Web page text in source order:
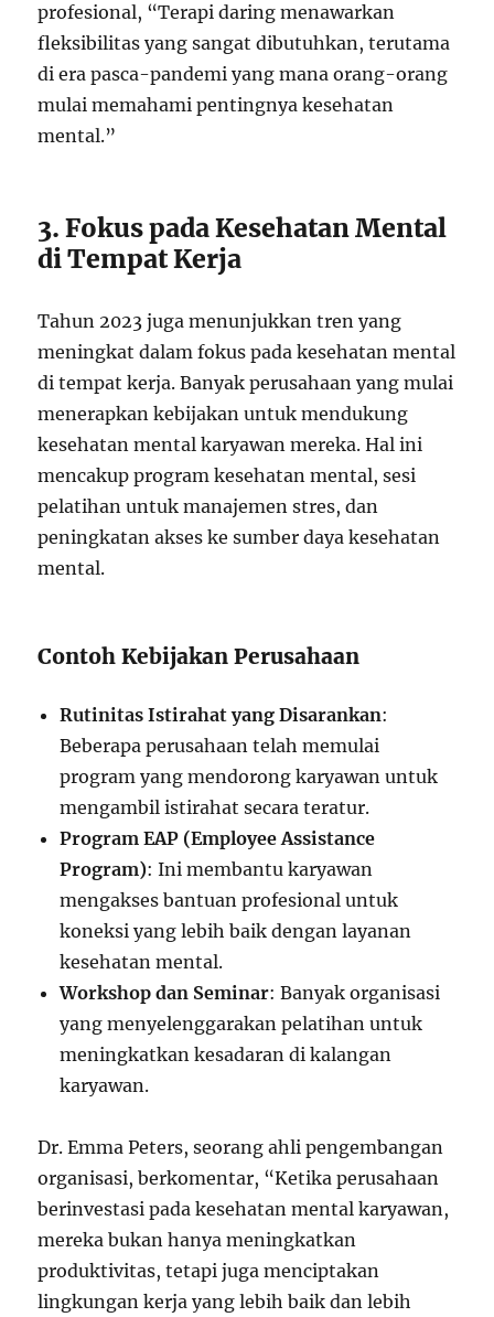
profesional, “Terapi daring menawarkan
fleksibilitas yang sangat dibutuhkan, terutama
di era pasca-pandemi yang mana orang-orang
mulai memahami pentingnya kesehatan
mental.”
3. Fokus pada Kesehatan Mental
di Tempat Kerja
Tahun 2023 juga menunjukkan tren yang
meningkat dalam fokus pada kesehatan mental
di tempat kerja. Banyak perusahaan yang mulai
menerapkan kebijakan untuk mendukung
kesehatan mental karyawan mereka. Hal ini
mencakup program kesehatan mental, sesi
pelatihan untuk manajemen stres, dan
peningkatan akses ke sumber daya kesehatan
mental.
Contoh Kebijakan Perusahaan
Rutinitas Istirahat yang Disarankan:
Beberapa perusahaan telah memulai
program yang mendorong karyawan untuk
mengambil istirahat secara teratur.
Program EAP (Employee Assistance
Program): Ini membantu karyawan
mengakses bantuan profesional untuk
koneksi yang lebih baik dengan layanan
kesehatan mental.
Workshop dan Seminar: Banyak organisasi
yang menyelenggarakan pelatihan untuk
meningkatkan kesadaran di kalangan
karyawan.
Dr. Emma Peters, seorang ahli pengembangan
organisasi, berkomentar, “Ketika perusahaan
berinvestasi pada kesehatan mental karyawan,
mereka bukan hanya meningkatkan
produktivitas, tetapi juga menciptakan
lingkungan kerja yang lebih baik dan lebih